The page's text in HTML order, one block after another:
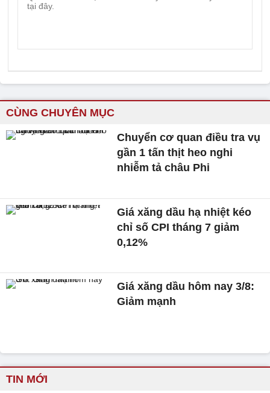
CÙNG CHUYÊN MỤC
Chuyển cơ quan điều tra vụ
gần 1 tấn thịt heo nghi
nhiễm tả châu Phi
Giá xăng dầu hạ nhiệt kéo
chỉ số CPI tháng 7 giảm
0,12%
Giá xăng dầu hôm nay 3/8:
Giảm mạnh
TIN MỚI